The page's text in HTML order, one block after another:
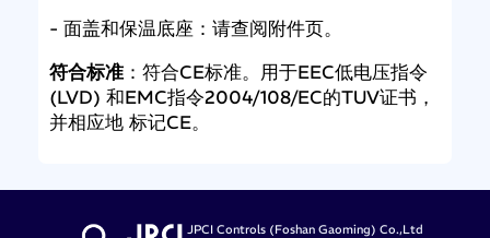
- 面盖和保温底座：请查阅附件页。
符合标准：符合CE标准。用于EEC低电压指令
(LVD) 和EMC指令2004/108/EC的TUV证书，
并相应地 标记CE。
JPCI Controls (Foshan Gaoming) Co.,Ltd